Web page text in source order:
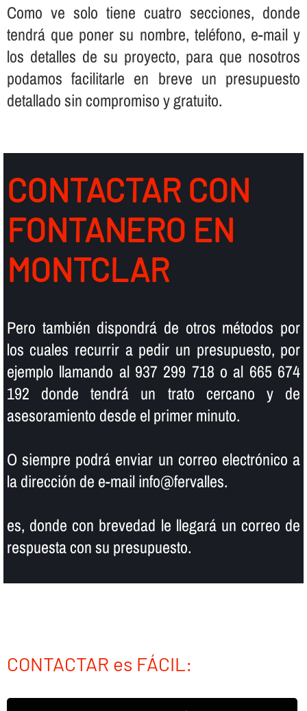
Como ve solo tiene cuatro secciones, donde
tendrá que poner su nombre, teléfono, e-mail y
los detalles de su proyecto, para que nosotros
podamos facilitarle en breve un presupuesto
detallado sin compromiso y gratuito.
CONTACTAR CON
FONTANERO EN
MONTCLAR
Pero también dispondrá de otros métodos por
los cuales recurrir a pedir un presupuesto, por
ejemplo llamando al 937 299 718 o al 665 674
192 donde tendrá un trato cercano y de
asesoramiento desde el primer minuto.
O siempre podrá enviar un correo electrónico a
la dirección de e-mail info@fervalles.
es, donde con brevedad le llegará un correo de
respuesta con su presupuesto.
CONTACTAR es FÁCIL: